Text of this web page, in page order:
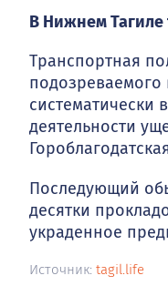
В Нижнем
Транспортная
систематически
деятельности
Последующий
десятки
украденное
Источник: tagil.life